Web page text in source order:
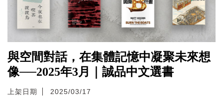
與空間對話，在集體記憶中凝聚未來想
像──2025年3月｜誠品中文選書
上架日期 2025/03/17